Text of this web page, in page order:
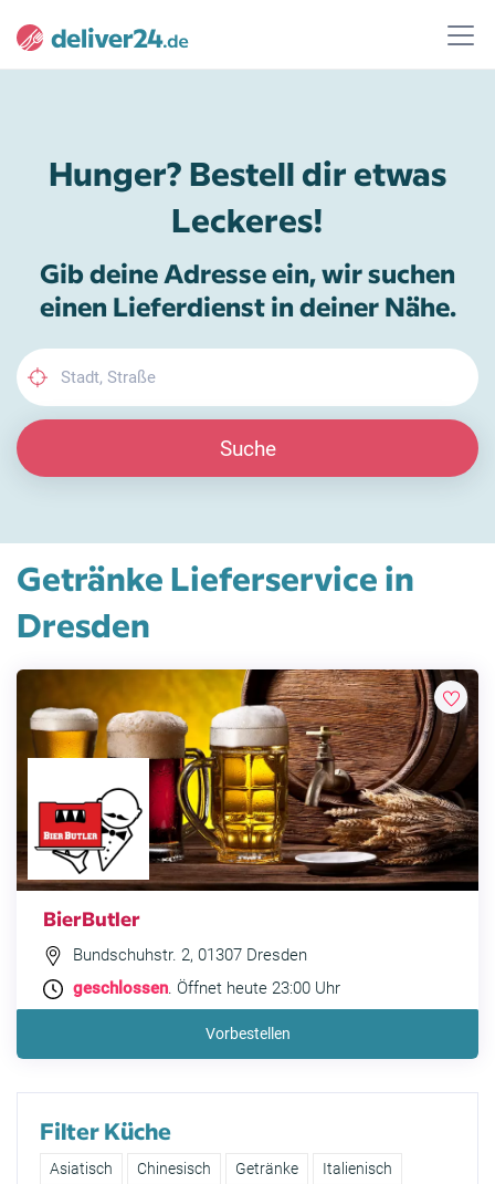
Hunger? Bestell dir etwas
Leckeres!
Gib deine Adresse ein, wir suchen
einen Lieferdienst in deiner Nähe.
Suche
Getränke Lieferservice in
Dresden
BierButler
Bundschuhstr. 2, 01307 Dresden
geschlossen. Öffnet heute 23:00 Uhr
Vorbestellen
Filter Küche
Asiatisch Chinesisch Getränke Italienisch